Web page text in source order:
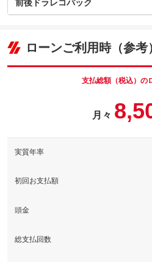
ヘッドライト・ホイールの表
れに強くなります。通常内
車両本体価
パック内容
◆希望ナンバーパック◆愛車
くはお気軽にお問い合わせく
前後ドラレコパック
車両本体価
45.8
備考
ローンご利用時（参考
支払総額（税込）の
月々
実質年率
初回お支払額
頭金
総支払回数